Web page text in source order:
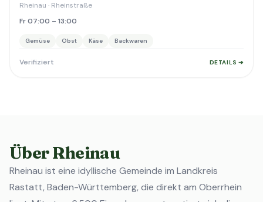
Rheinau · Rheinstraße
Fr 07:00 – 13:00
Gemüse Obst Käse Backwaren
Verifiziert DETAILS ➔
Über Rheinau
Rheinau ist eine idyllische Gemeinde im Landkreis
Rastatt, Baden-Württemberg, die direkt am Oberrhein